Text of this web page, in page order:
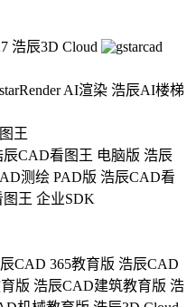
浩辰3D Cloud
AI渲染 浩辰AI楼梯
王
辰CAD看图王 电脑版 浩辰
测绘 PAD版 浩辰CAD看
王 企业SDK
CAD 365教育版 浩辰CAD
版 浩辰CAD建筑教育版 浩